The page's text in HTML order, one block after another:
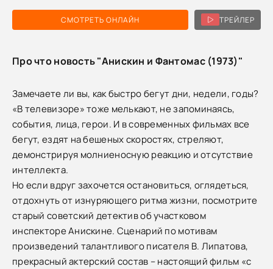
СМОТРЕТЬ ОНЛАЙН ТРЕЙЛЕР
Про что новость "Анискин и Фантомас (1973)"
Замечаете ли вы, как быстро бегут дни, недели, годы?
«В телевизоре» тоже мелькают, не запоминаясь,
события, лица, герои. И в современных фильмах все
бегут, ездят на бешеных скоростях, стреляют,
демонстрируя молниеносную реакцию и отсутствие
интеллекта.
Но если вдруг захочется остановиться, оглядеться,
отдохнуть от изнуряющего ритма жизни, посмотрите
старый советский детектив об участковом
инспекторе Анискине. Сценарий по мотивам
произведений талантливого писателя В. Липатова,
прекрасный актерский состав – настоящий фильм «с